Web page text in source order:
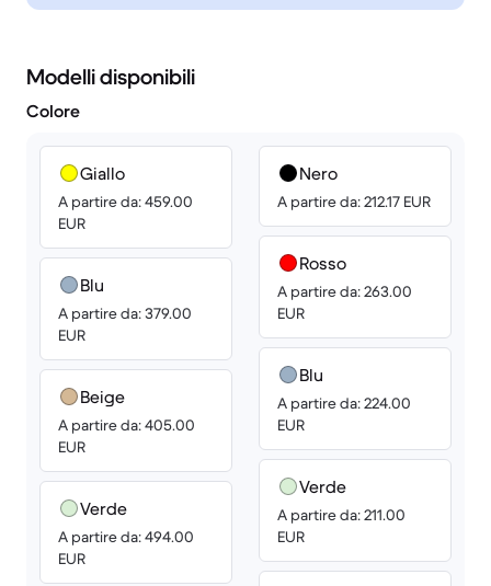
Modelli disponibili
Colore
Giallo
A partire da: 459.00
EUR
Blu
A partire da: 379.00
EUR
Beige
A partire da: 405.00
EUR
Verde
A partire da: 494.00
EUR
Nero
A partire da: 212.17 EUR
Rosso
A partire da: 263.00
EUR
Blu
A partire da: 224.00
EUR
Verde
A partire da: 211.00
EUR